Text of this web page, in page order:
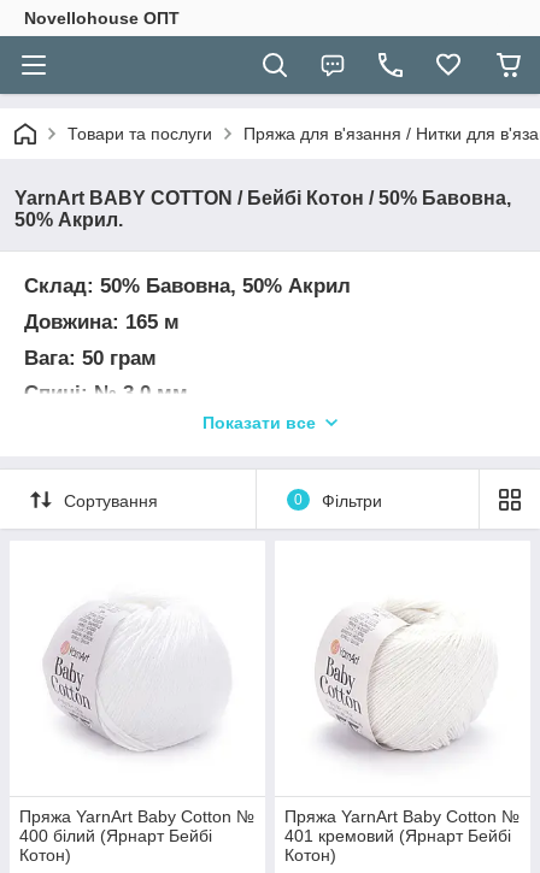
Novellohouse ОПТ
Товари та послуги Пряжа для в'язання / Нитки для
YarnArt BABY COTTON / Бейбі Котон / 50% Бавовна,
50% Акрил.
Склад: 50% Бавовна, 50% Акрил
Довжина: 165 м
Вага: 50 грам
Спиці: № 3,0 мм
УВАГА! Колір і відтінок на зображенні можуть
відрізнятися від фактичного кольору і відтінку
пряжі з-за індивідуальних налаштувань вашого
монітора і в залежності від партії.
Показати все
Сортування 0 Фільтри
Пряжа YarnArt Baby Cotton №
400 білий (Ярнарт Бейбі
Котон)
Пряжа YarnArt Baby Cotton №
401 кремовий (Ярнарт Бейбі
Котон)